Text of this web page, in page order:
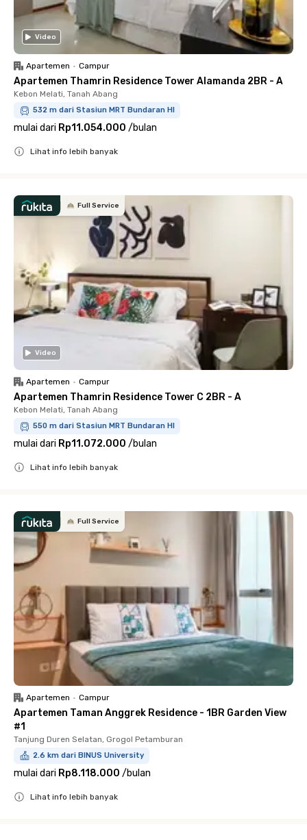
Video
Apartemen • Campur
Apartemen Thamrin Residence Tower Alamanda 2BR - A
Kebon Melati, Tanah Abang
532 m dari Stasiun MRT Bundaran HI
mulai dari Rp11.054.000 /bulan
Lihat info lebih banyak
Full Service
Video
Apartemen • Campur
Apartemen Thamrin Residence Tower C 2BR - A
Kebon Melati, Tanah Abang
550 m dari Stasiun MRT Bundaran HI
mulai dari Rp11.072.000 /bulan
Lihat info lebih banyak
Full Service
Apartemen • Campur
Apartemen Taman Anggrek Residence - 1BR Garden View
#1
Tanjung Duren Selatan, Grogol Petamburan
2.6 km dari BINUS University
mulai dari Rp8.118.000 /bulan
Lihat info lebih banyak